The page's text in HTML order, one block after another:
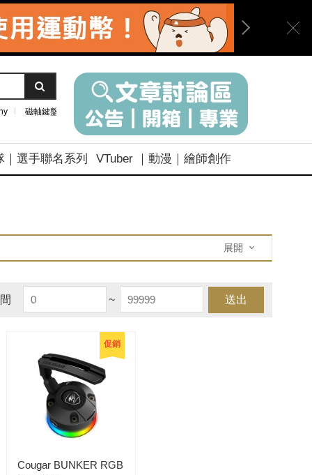
磁軸鍵盤
｜選手聯名系列 VTuber ｜動漫｜繪師創作
展開
~ 送出
促銷
Cougar BUNKER RGB